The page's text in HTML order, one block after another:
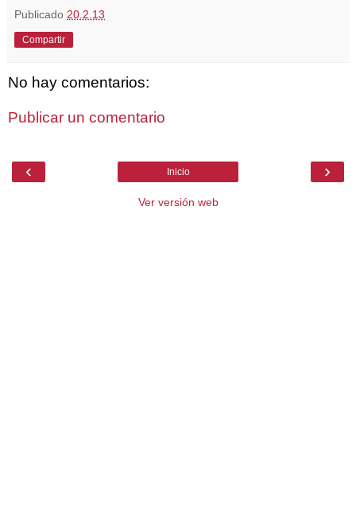
Publicado 20.2.13
Compartir
No hay comentarios:
Publicar un comentario
‹ ›
Inicio
Ver versión web